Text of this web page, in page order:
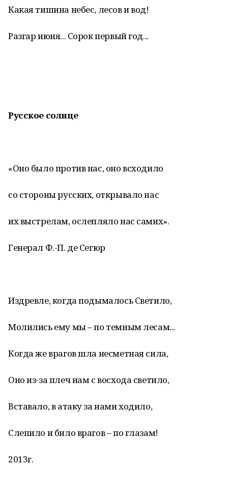
Какая тишина небес, лесов и вод!
Разгар июня... Сорок первый год...
Русское солнце
«Оно было против нас, оно всходило
со стороны русских, открывало нас
их выстрелам, ослепляло нас самих».
Генерал Ф.-П. де Сегюр
Издревле, когда подымалось Светило,
Молились ему мы – по темным лесам...
Когда же врагов шла несметная сила,
Оно из-за плеч нам с восхода светило,
Вставало, в атаку за нами ходило,
Слепило и било врагов – по глазам!
2013г.